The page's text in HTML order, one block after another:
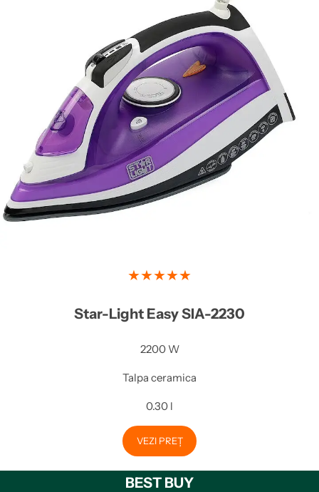
★★★★★
Star-Light Easy SIA-2230
2200 W
Talpa ceramica
0.30 l
VEZI PREȚ
BEST BUY